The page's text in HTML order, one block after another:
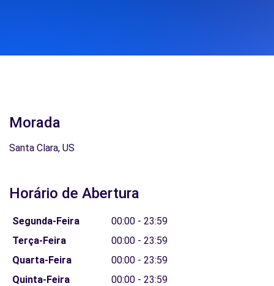
Morada
Santa Clara, US
Horário de Abertura
Segunda-Feira
00:00 - 23:59
Terça-Feira
00:00 - 23:59
Quarta-Feira
00:00 - 23:59
Quinta-Feira
00:00 - 23:59